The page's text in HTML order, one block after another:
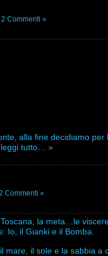
2 Commenti »
alla fine decidiamo per
tutto… »
Commenti »
la meta…le
Io, il Gianki e il Bomba.
il sole e la sabbia a